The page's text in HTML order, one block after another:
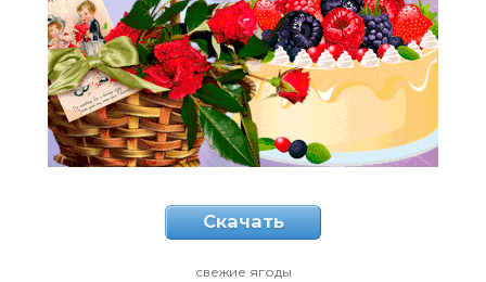
Скачать
свежие ягоды